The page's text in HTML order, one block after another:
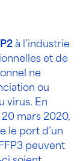
à l’industrie
et de
ne
ou
virus. En
mars 2020,
le port d’un
peuvent